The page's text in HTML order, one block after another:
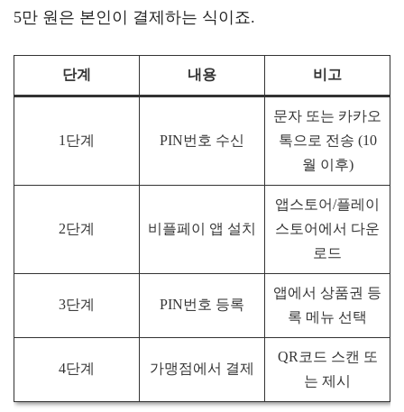
5만 원은 본인이 결제하는 식이죠.
단계 내용 비고
1단계 PIN번호 수신
문자 또는 카카오
톡으로 전송 (10
월 이후)
2단계 비플페이 앱 설치
앱스토어/플레이
스토어에서 다운
로드
3단계 PIN번호 등록
앱에서 상품권 등
록 메뉴 선택
4단계 가맹점에서 결제
QR코드 스캔 또
는 제시